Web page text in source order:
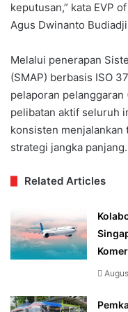
keputusan,” kata EVP
Agus Dwinanto
Melalui penerapan
(SMAP) berbasis ISO
pelaporan
pelibatan aktif seluruh
konsisten menjalankan
strategi jangka panjang.
Related Articles